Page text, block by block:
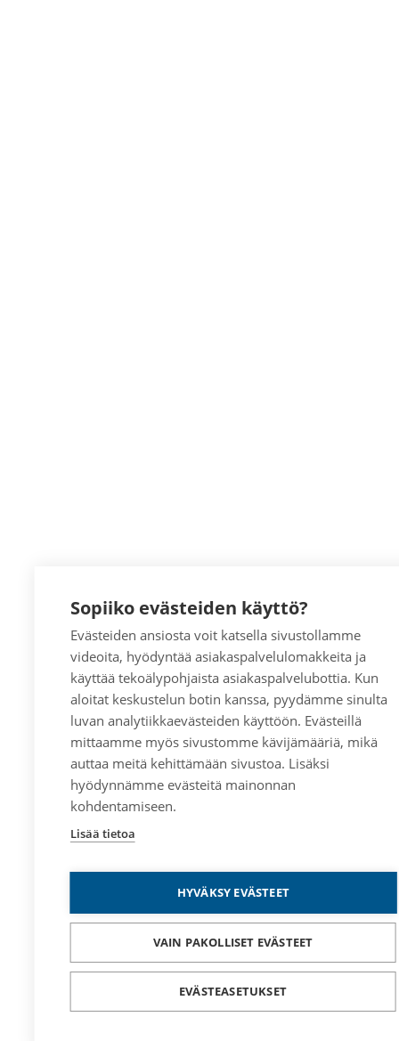
Sopiiko evästeiden käyttö?
Evästeiden ansiosta voit katsella sivustollamme
videoita, hyödyntää asiakaspalvelulomakkeita ja
käyttää tekoälypohjaista asiakaspalvelubottia. Kun
aloitat keskustelun botin kanssa, pyydämme sinulta
luvan analytiikkaevästeiden käyttöön. Evästeillä
mittaamme myös sivustomme kävijämääriä, mikä
auttaa meitä kehittämään sivustoa. Lisäksi
hyödynnämme evästeitä mainonnan
kohdentamiseen.
Lisää tietoa
HYVÄKSY EVÄSTEET
VAIN PAKOLLISET EVÄSTEET
EVÄSTEASETUKSET